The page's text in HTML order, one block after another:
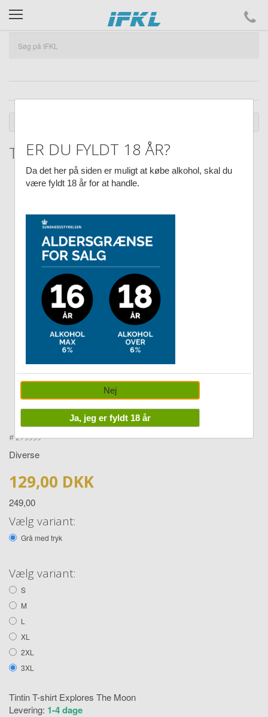
ifkl
Tintin T-shirt Explores The Moon
Double tap to zoom
#279999
Diverse
129,00 DKK
249,00
Vælg variant:
Grå med tryk
Vælg variant:
S
M
L
XL
2XL
3XL
Tintin T-shirt Explores The Moon
Levering: 1-4 dage
ER DU FYLDT 18 ÅR?
Da det her på siden er muligt at købe alkohol, skal du
være fyldt 18 år for at handle.
Nej
Ja, jeg er fyldt 18 år